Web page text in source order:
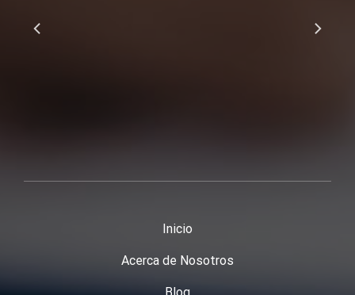
Inicio
Acerca de Nosotros
Blog